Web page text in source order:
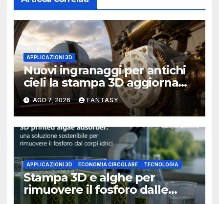
APPLICAZIONI 3D
Nuovi ingranaggi per antichi
cieli la stampa 3D aggiorna
un osservatorio del 1930 della
University of Arkansas at
Little Rock
AGO 7, 2026 FANTASY
APPLICAZIONI 3D ECONOMIA CIRCOLARE TECNOLOGIA
Stampa 3D e alghe per
rimuovere il fosforo dalle